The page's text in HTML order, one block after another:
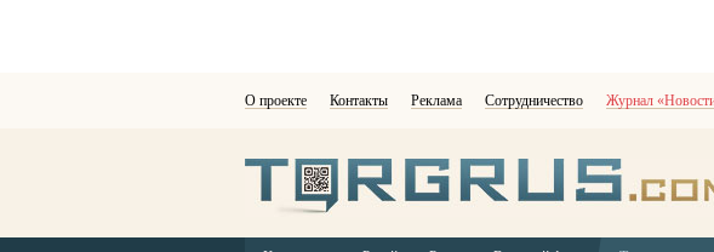
О проекте Контакты Реклама Сотрудничество Журнал